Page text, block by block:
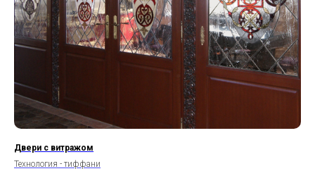
Двери с витражом
Технология - тиффани